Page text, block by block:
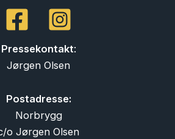
Pressekontakt:
Jørgen Olsen
Postadresse:
Norbrygg
o Jørgen Olsen